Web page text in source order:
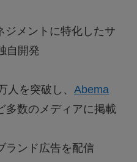
ジメントに特化したサ
自開発
人を突破し、 Abema
多数のメディアに掲載
ランド広告を配信